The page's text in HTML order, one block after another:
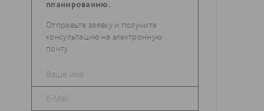
планированию.
Отправьте заявку и получите
консультацию на электронную
почту.